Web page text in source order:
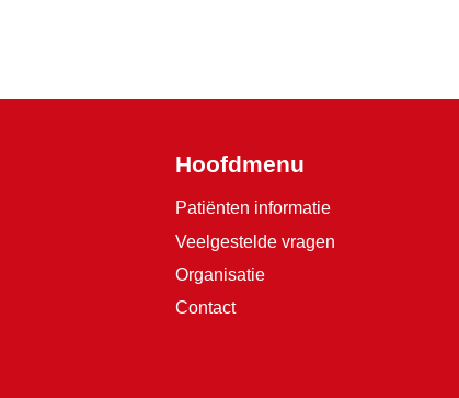
Hoofdmenu
Patiënten informatie
Veelgestelde vragen
Organisatie
Contact